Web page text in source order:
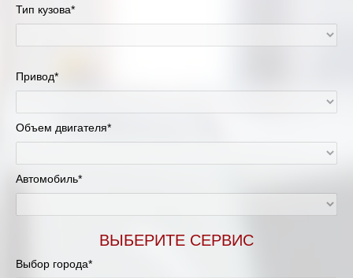
Красноярск
Липецк
Муравленко
Нижневартовск
Тип кузова*
Привод*
Объем двигателя*
Автомобиль*
ВЫБЕРИТЕ СЕРВИС
Выбор города*